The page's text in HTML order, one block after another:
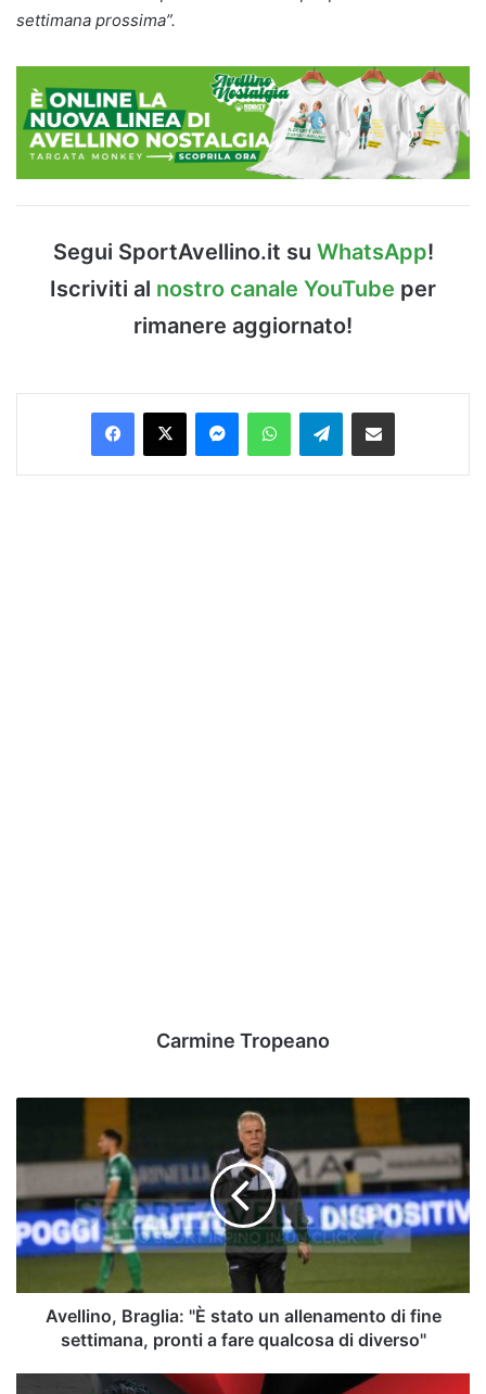
settimana prossima”.
Segui SportAvellino.it su WhatsApp!
Iscriviti al nostro canale YouTube per
rimanere aggiornato!
Facebook
X MessengerWhatsAppTelegramCondividi via Email
Carmine Tropeano
un
allenamento
di
settimana,
prontiAvellino, Braglia: "È stato un allenamento di fine
settimana, pronti a fare qualcosa di diverso"